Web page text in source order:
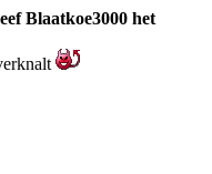
Blaatkoe3000 het